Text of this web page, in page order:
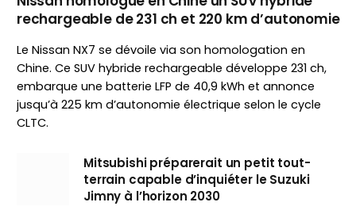
rechargeable de 231 ch et 220 km d’autonomie
Le Nissan NX7 se dévoile via son homologation en
Chine. Ce SUV hybride rechargeable développe 231 ch,
embarque une batterie LFP de 40,9 kWh et annonce
jusqu’à 225 km d’autonomie électrique selon le cycle
CLTC.
Mitsubishi préparerait un petit tout-
terrain capable d’inquiéter le Suzuki
Jimny à l’horizon 2030